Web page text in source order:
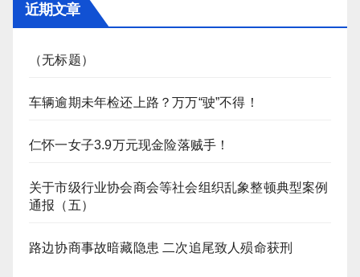
近期文章
（无标题）
车辆逾期未年检还上路？万万“驶”不得！
仁怀一女子3.9万元现金险落贼手！
关于市级行业协会商会等社会组织乱象整顿典型案例
通报（五）
路边协商事故暗藏隐患 二次追尾致人殒命获刑